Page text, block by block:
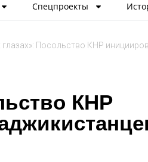
Спецпроекты
глазах»: Посольство КНР
КНР